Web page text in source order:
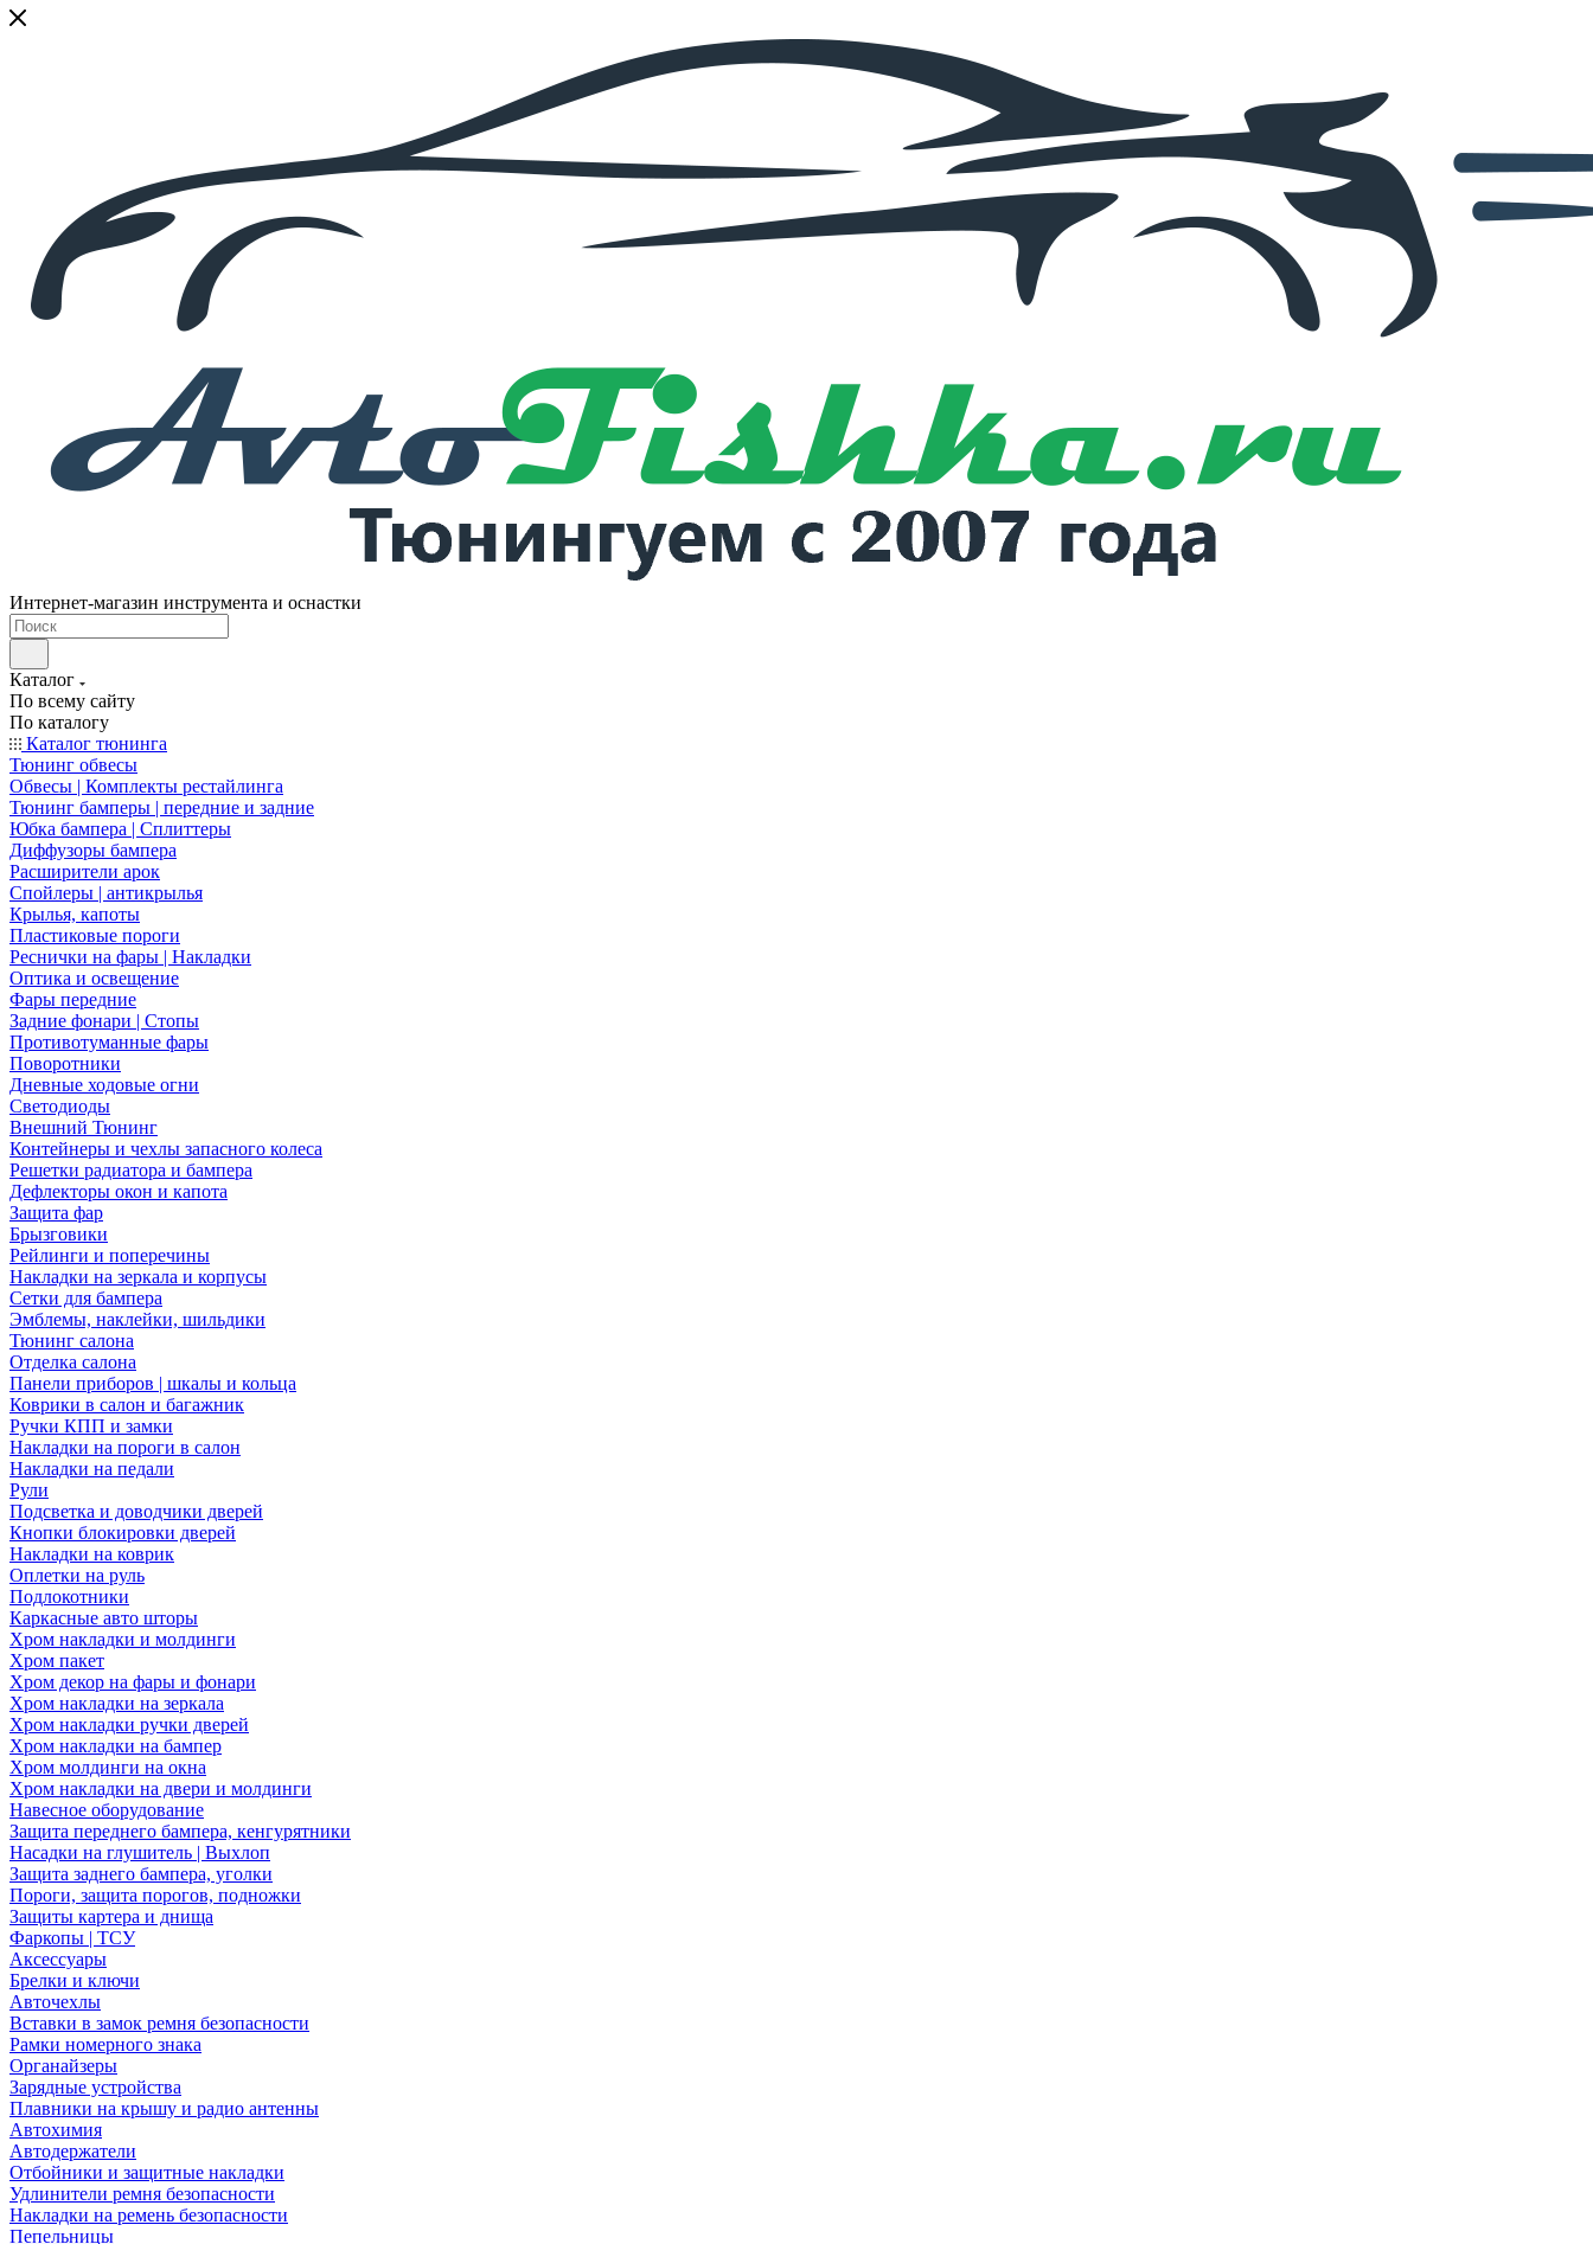
Интернет-магазин инструмента и оснастки
Каталог
По всему сайту
По каталогу
Каталог тюнинга
Тюнинг обвесы
Обвесы | Комплекты рестайлинга
Тюнинг бамперы | передние и задние
Юбка бампера | Сплиттеры
Диффузоры бампера
Расширители арок
Спойлеры | антикрылья
Крылья, капоты
Пластиковые пороги
Реснички на фары | Накладки
Оптика и освещение
Фары передние
Задние фонари | Стопы
Противотуманные фары
Поворотники
Дневные ходовые огни
Светодиоды
Внешний Тюнинг
Контейнеры и чехлы запасного колеса
Решетки радиатора и бампера
Дефлекторы окон и капота
Защита фар
Брызговики
Рейлинги и поперечины
Накладки на зеркала и корпусы
Сетки для бампера
Эмблемы, наклейки, шильдики
Тюнинг салона
Отделка салона
Панели приборов | шкалы и кольца
Коврики в салон и багажник
Ручки КПП и замки
Накладки на пороги в салон
Накладки на педали
Рули
Подсветка и доводчики дверей
Кнопки блокировки дверей
Накладки на коврик
Оплетки на руль
Подлокотники
Каркасные авто шторы
Хром накладки и молдинги
Хром пакет
Хром декор на фары и фонари
Хром накладки на зеркала
Хром накладки ручки дверей
Хром накладки на бампер
Хром молдинги на окна
Хром накладки на двери и молдинги
Навесное оборудование
Защита переднего бампера, кенгурятники
Насадки на глушитель | Выхлоп
Защита заднего бампера, уголки
Пороги, защита порогов, подножки
Защиты картера и днища
Фаркопы | ТСУ
Аксессуары
Брелки и ключи
Авточехлы
Вставки в замок ремня безопасности
Рамки номерного знака
Органайзеры
Зарядные устройства
Плавники на крышу и радио антенны
Автохимия
Автодержатели
Отбойники и защитные накладки
Удлинители ремня безопасности
Накладки на ремень безопасности
Пепельницы